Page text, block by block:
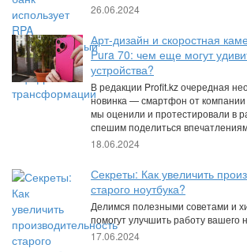
26.06.2024
Арт-дизайн и скоростная
Pura 70: чем еще могут
устройства?
В редакции Profit.kz очередная
новинка — смартфон от компании
мы оценили и протестировали в
спешим поделиться
18.06.2024
Секреты: Как увеличить
старого ноутбука?
Делимся полезными советами и
помогут улучшить работу вашего
17.06.2024